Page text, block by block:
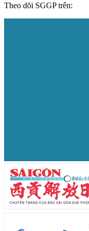
Theo dõi SGGP trên: